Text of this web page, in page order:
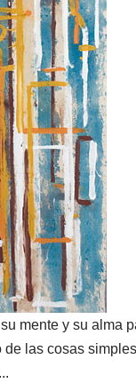
mente y su alma
las cosas